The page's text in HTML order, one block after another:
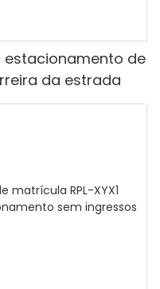
de
da estrada